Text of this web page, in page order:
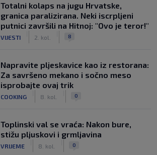
Totalni kolaps na jugu Hrvatske,
granica paralizirana. Neki iscrpljeni
putnici završili na Hitnoj: "Ovo je teror!"
VIJESTI 2. kol. 8
Napravite pljeskavice kao iz restorana:
Za savršeno mekano i sočno meso
isprobajte ovaj trik
COOKING 8. kol. 0
Toplinski val se vraća: Nakon bure,
stižu pljuskovi i grmljavina
VRIJEME 8. kol. 0